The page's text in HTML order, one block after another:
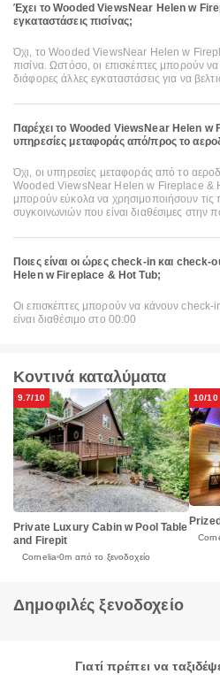
Έχει το Wooded ViewsNear Helen w
εγκαταστάσεις πισίνας;
Όχι, το Wooded ViewsNear Helen w
πισίνα. Ωστόσο, οι επισκέπτες μπορούν
διάφορες άλλες εγκαταστάσεις για να
Παρέχει το Wooded ViewsNear Helen w
υπηρεσίες μεταφοράς από/προς το
Όχι, οι υπηρεσίες μεταφοράς από το
Wooded ViewsNear Helen w Fireplace &
μπορούν εύκολα να χρησιμοποιήσουν τις
συγκοινωνιών που είναι διαθέσιμες στην
Ποιες είναι οι ώρες check-in και
Helen w Fireplace & Hot Tub;
Οι επισκέπτες μπορούν να κάνουν
είναι διαθέσιμο στο 00:00
Κοντινά καταλύματα
9.7/10
Private Luxury Cabin w Pool Table
and Firepit
Cornelia 0m από το ξενοδοχείο
10/10
Δημοφιλές ξενοδοχείο
Γιατί πρέπει να